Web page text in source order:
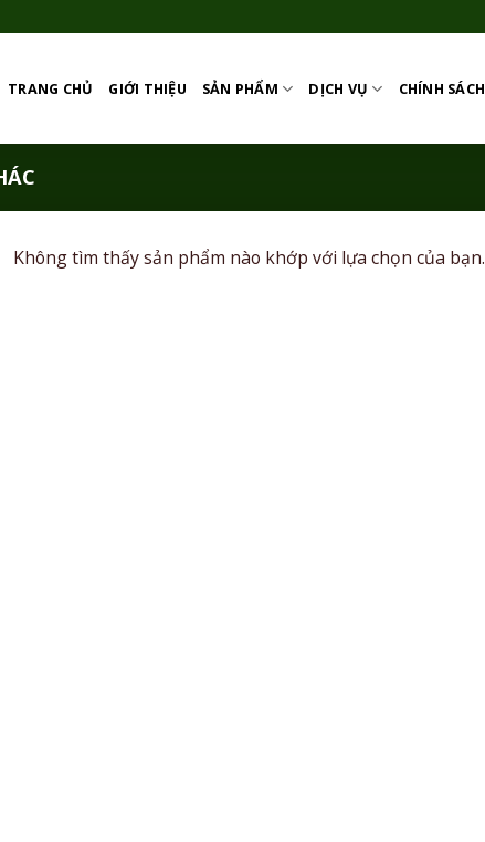
TRANG CHỦ GIỚI THIỆU SẢN PHẨM DỊCH VỤ CHÍNH SÁCH
Không tìm thấy sản phẩm nào khớp với lựa chọn của bạn.